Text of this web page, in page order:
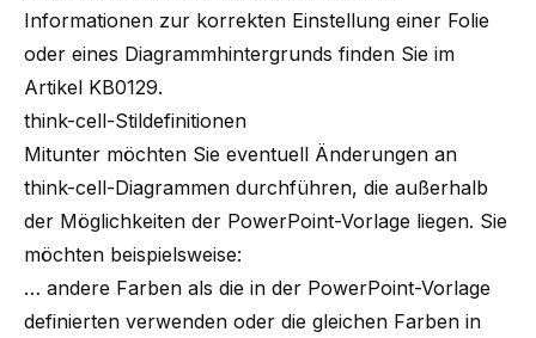
Informationen zur korrekten Einstellung einer Folie
oder eines Diagrammhintergrunds finden Sie im
Artikel KB0129.
think-cell-Stildefinitionen
Mitunter möchten Sie eventuell Änderungen an
think-cell-Diagrammen durchführen, die außerhalb
der Möglichkeiten der PowerPoint-Vorlage liegen. Sie
möchten beispielsweise:
… andere Farben als die in der PowerPoint-Vorlage
definierten verwenden oder die gleichen Farben in